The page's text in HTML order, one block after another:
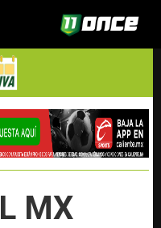
MX